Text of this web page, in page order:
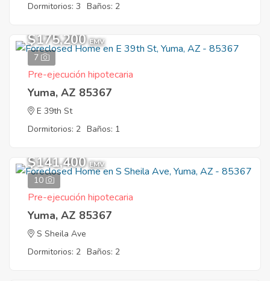
Dormitorios: 3 Baños: 2
7
$175,200 EMV
Pre-ejecución hipotecaria
Yuma, AZ 85367
E 39th St
Dormitorios: 2 Baños: 1
10
$141,400 EMV
Pre-ejecución hipotecaria
Yuma, AZ 85367
S Sheila Ave
Dormitorios: 2 Baños: 2